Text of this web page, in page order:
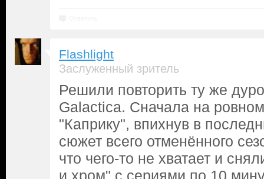
Flashlight
Заслуженный зритель
Решили повторить ту же
Galactica. Сначала на
"Каприку", впихнув в
сюжет всего отменённого
что чего-то не хватает и
и хром" с сериями по 10